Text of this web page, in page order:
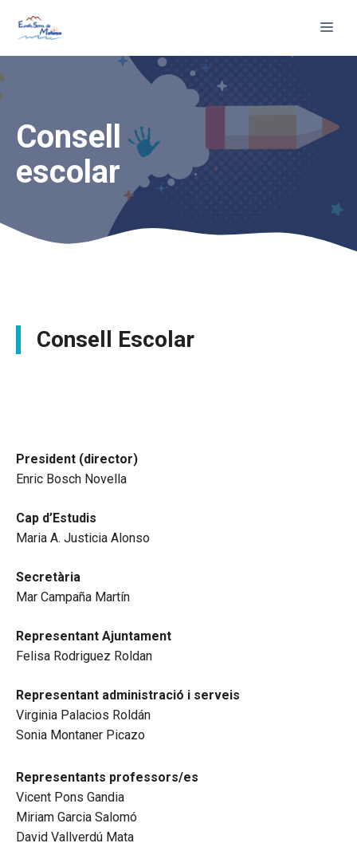
Consell
escolar
Consell Escolar
President (director)
Enric Bosch Novella
Cap d’Estudis
Maria A. Justicia Alonso
Secretària
Mar Campaña Martín
Representant Ajuntament
Felisa Rodriguez Roldan
Representant administració i serveis
Virginia Palacios Roldán
Sonia Montaner Picazo
Representants professors/es
Vicent Pons Gandia
Miriam Garcia Salomó
David Vallverdú Mata